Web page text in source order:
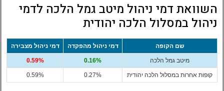
השוואת דמי ניהול מיטב גמל הלכה לדמי
ניהול במסלול הלכה יהודית
שם הקופה דמי ניהול מהפקדה דמי ניהול מצבירה
מיטב גמל הלכה 0.16%
0.59%
קופות אחרות במסלול הלכה יהודית 0.27%
0.59%